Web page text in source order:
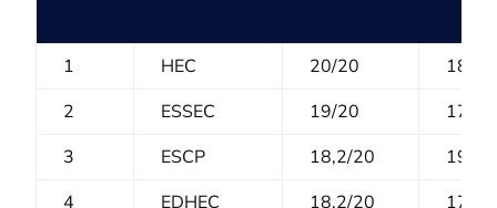
1 HEC 20/20
18,2/
2
ESSEC 19/20
17,8/
3
ESCP 18,2/20
19,2/
4
EDHEC 18,2/20
17,4/